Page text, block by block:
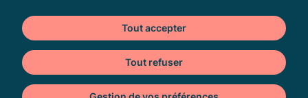
Heron Parc
Av. de l'Avenir,
Tout accepter
Tout refuser